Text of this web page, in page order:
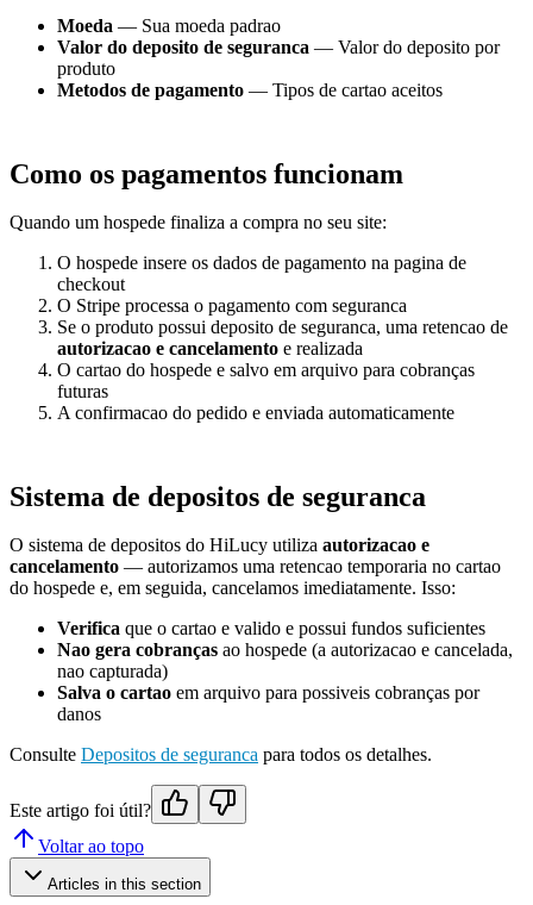
Moeda — Sua moeda padrao
Valor do deposito de seguranca — Valor do deposito por
produto
Metodos de pagamento — Tipos de cartao aceitos
Como os pagamentos funcionam
Quando um hospede finaliza a compra no seu site:
O hospede insere os dados de pagamento na pagina de
checkout
O Stripe processa o pagamento com seguranca
Se o produto possui deposito de seguranca, uma retencao de
autorizacao e cancelamento e realizada
O cartao do hospede e salvo em arquivo para cobranças
futuras
A confirmacao do pedido e enviada automaticamente
Sistema de depositos de seguranca
O sistema de depositos do HiLucy utiliza autorizacao e
cancelamento — autorizamos uma retencao temporaria no cartao
do hospede e, em seguida, cancelamos imediatamente. Isso:
Verifica que o cartao e valido e possui fundos suficientes
Nao gera cobranças ao hospede (a autorizacao e cancelada,
nao capturada)
Salva o cartao em arquivo para possiveis cobranças por
danos
Consulte Depositos de seguranca para todos os detalhes.
Este artigo foi útil?
Voltar ao topo
Articles in this section